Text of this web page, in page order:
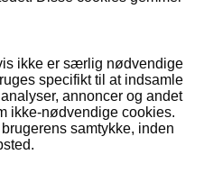
ikke er særlig nødvendige
specifikt til at indsamle
annoncer og andet
ikke-nødvendige cookies.
samtykke, inden